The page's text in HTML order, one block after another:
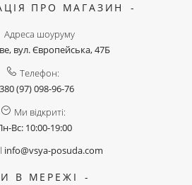
ПРО МАГАЗИН
Адреса шоуруму
вул. Європейська, 47Б
Телефон:
(97) 098-96-76
Ми відкриті:
Вс: 10:00-19:00
info@vsya-posuda.com
В МЕРЕЖІ